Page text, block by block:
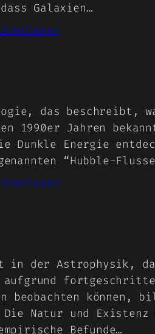
Galaxien…
das beschreibt,
1990er Jahren
Energie
“Hubble-
in der Astrophysik,
beobachten können,
Natur und Existenz
Befunde…